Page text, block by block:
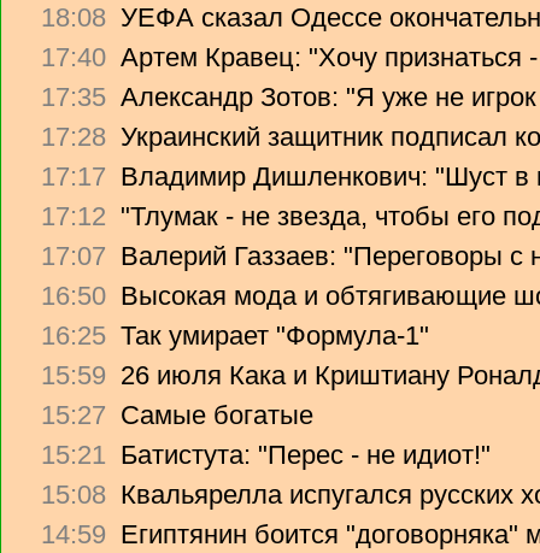
18:08 УЕФА сказал Одессе
17:40 Артем Кравец: "Хочу признаться
17:35 Александр Зотов: "Я уже не
17:28 Украинский защитник подписал
17:17 Владимир Дишленкович: "Шуст в
17:12 "Тлумак - не звезда, чтобы его
17:07 Валерий Газзаев: "Переговоры с
16:50 Высокая мода и обтягивающие
16:25 Так умирает "Формула-1"
15:59 26 июля Кака и Криштиану
15:27 Самые богатые
15:21 Батистута: "Перес - не идиот!"
15:08 Квальярелла испугался русских
14:59 Египтянин боится